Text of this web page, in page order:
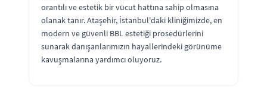
orantılı ve estetik bir vücut hattına sahip olmasına
olanak tanır. Ataşehir, İstanbul'daki kliniğimizde, en
modern ve güvenli BBL estetiği prosedürlerini
sunarak danışanlarımızın hayallerindeki görünüme
kavuşmalarına yardımcı oluyoruz.